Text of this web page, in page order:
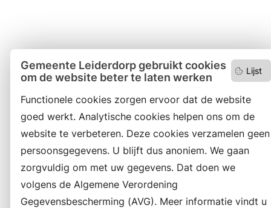
Lijst
Gemeente Leiderdorp gebruikt cookies
om de website beter te laten werken
Functionele cookies zorgen ervoor dat de website
goed werkt. Analytische cookies helpen ons om de
website te verbeteren. Deze cookies verzamelen geen
persoonsgegevens. U blijft dus anoniem. We gaan
zorgvuldig om met uw gegevens. Dat doen we
volgens de Algemene Verordening
Gegevensbescherming (AVG). Meer informatie vindt u